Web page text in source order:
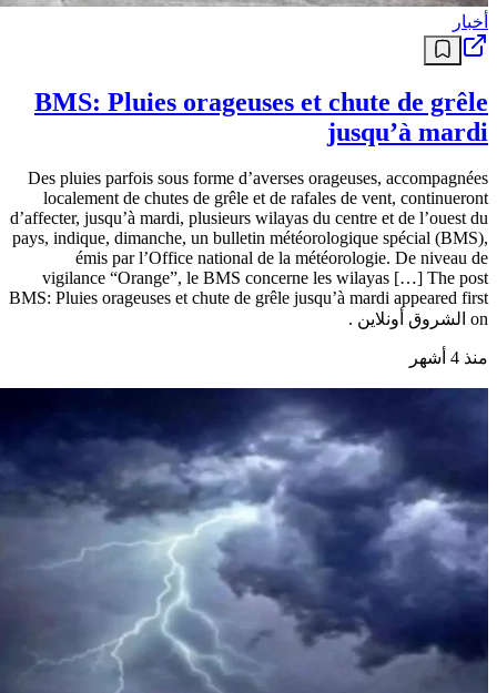
أخبار
BMS: Pluies orageuses et chute de grêle
jusqu’à mardi
Des pluies parfois sous forme d’averses orageuses, accompagnées
localement de chutes de grêle et de rafales de vent, continueront
d’affecter, jusqu’à mardi, plusieurs wilayas du centre et de l’ouest du
pays, indique, dimanche, un bulletin météorologique spécial (BMS),
émis par l’Office national de la météorologie. De niveau de
vigilance “Orange”, le BMS concerne les wilayas […] The post
BMS: Pluies orageuses et chute de grêle jusqu’à mardi appeared first
on الشروق أونلاين .
منذ 4 أشهر